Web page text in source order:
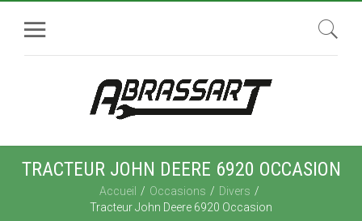
TRACTEUR JOHN DEERE 6920 OCCASION
Accueil Occasions
Divers
Tracteur John Deere 6920 Occasion